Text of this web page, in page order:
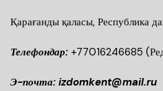
Қарағанды қаласы,
Телефондар: +77016246685
Э-почта: izdomkent@mail.ru